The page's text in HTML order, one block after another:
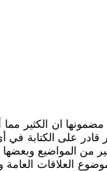
مضمونها ان الكثير
قادر على الكتابة
من المواضيع
موضوع العلاقات